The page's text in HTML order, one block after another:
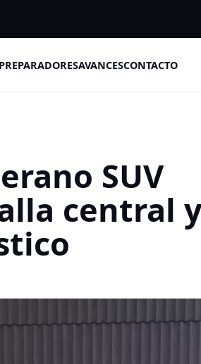
PREPARADORESAVANCESCONTACTO
SUV
central